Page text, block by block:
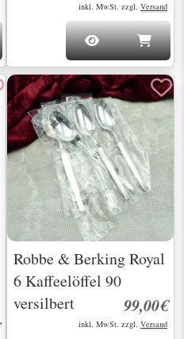
inkl. MwSt. zzgl. Versand
Robbe & Berking Royal
6 Kaffeelöffel 90
versilbert
99,00€
inkl. MwSt. zzgl. Versand